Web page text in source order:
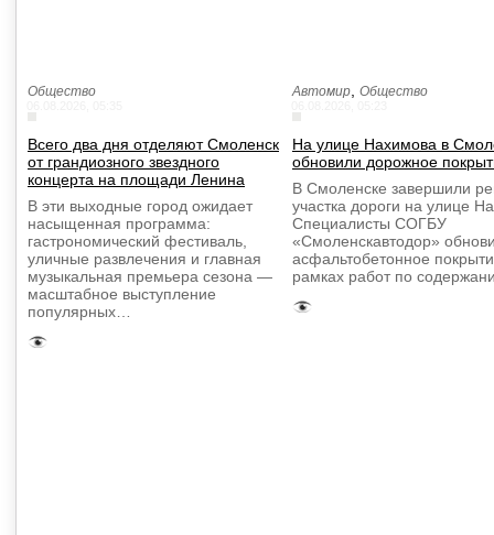
Общество
Всего два дня отделяют Смоленск
от грандиозного звездного
концерта на площади Ленина
В эти выходные город ожидает
насыщенная программа:
гастрономический фестиваль,
уличные развлечения и главная
музыкальная премьера сезона —
масштабное выступление
популярных…
Автомир Общество
На улице Нахимова в
обновили дорожное
В Смоленске завершили
участка дороги на улице
Специалисты СОГБУ
«Смоленскавтодор»
асфальтобетонное
рамках работ по